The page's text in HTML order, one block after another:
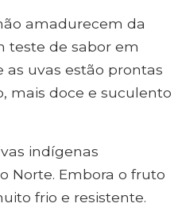
amadurecem da
teste de sabor em
uvas estão prontas
mais doce e suculento
indígenas
Norte. Embora o fruto
frio e resistente.